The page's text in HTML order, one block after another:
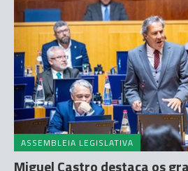
ASSEMBLEIA LEGISLATIVA
Miguel Castro destaca os